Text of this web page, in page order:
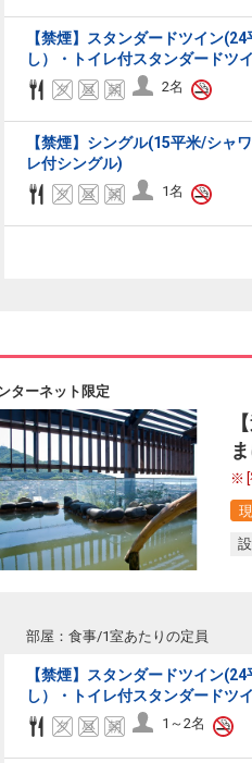
【禁煙】スタンダードツイン
し）・トイレ付スタンダードツ
2名
【禁煙】シングル(15平米/シャ
レ付シングル)
1名
ターネット限定
部屋：食事/1室あたりの定員
【禁煙】スタンダードツイン
し）・トイレ付スタンダードツ
1～2名